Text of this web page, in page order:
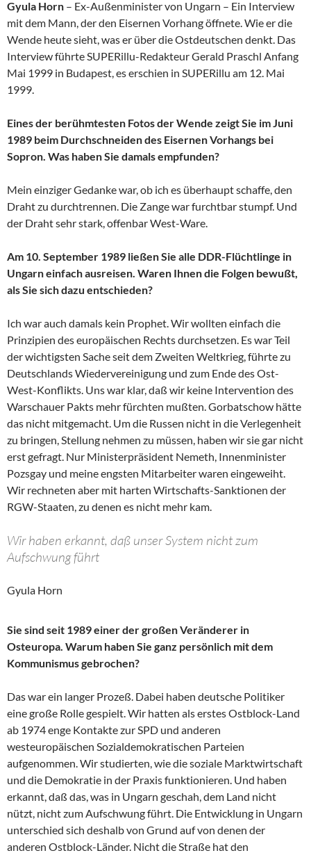
Gyula Horn – Ex-Außenminister von Ungarn – Ein Interview
mit dem Mann, der den Eisernen Vorhang öffnete. Wie er die
Wende heute sieht, was er über die Ostdeutschen denkt. Das
Interview führte SUPERillu-Redakteur Gerald Praschl Anfang
Mai 1999 in Budapest, es erschien in SUPERillu am 12. Mai
1999.
Eines der berühmtesten Fotos der Wende zeigt Sie im Juni
1989 beim Durchschneiden des Eisernen Vorhangs bei
Sopron. Was haben Sie damals empfunden?
Mein einziger Gedanke war, ob ich es überhaupt schaffe, den
Draht zu durchtrennen. Die Zange war furchtbar stumpf. Und
der Draht sehr stark, offenbar West-Ware.
Am 10. September 1989 ließen Sie alle DDR-Flüchtlinge in
Ungarn einfach ausreisen. Waren Ihnen die Folgen bewußt,
als Sie sich dazu entschieden?
Ich war auch damals kein Prophet. Wir wollten einfach die
Prinzipien des europäischen Rechts durchsetzen. Es war Teil
der wichtigsten Sache seit dem Zweiten Weltkrieg, führte zu
Deutschlands Wiedervereinigung und zum Ende des Ost-
West-Konflikts. Uns war klar, daß wir keine Intervention des
Warschauer Pakts mehr fürchten mußten. Gorbatschow hätte
das nicht mitgemacht. Um die Russen nicht in die Verlegenheit
zu bringen, Stellung nehmen zu müssen, haben wir sie gar nicht
erst gefragt. Nur Ministerpräsident Nemeth, Innenminister
Pozsgay und meine engsten Mitarbeiter waren eingeweiht.
Wir rechneten aber mit harten Wirtschafts-Sanktionen der
RGW-Staaten, zu denen es nicht mehr kam.
Wir haben erkannt, daß unser System nicht zum
Aufschwung führt
Gyula Horn
Sie sind seit 1989 einer der großen Veränderer in
Osteuropa. Warum haben Sie ganz persönlich mit dem
Kommunismus gebrochen?
Das war ein langer Prozeß. Dabei haben deutsche Politiker
eine große Rolle gespielt. Wir hatten als erstes Ostblock-Land
ab 1974 enge Kontakte zur SPD und anderen
westeuropäischen Sozialdemokratischen Parteien
aufgenommen. Wir studierten, wie die soziale Marktwirtschaft
und die Demokratie in der Praxis funktionieren. Und haben
erkannt, daß das, was in Ungarn geschah, dem Land nicht
nützt, nicht zum Aufschwung führt. Die Entwicklung in Ungarn
unterschied sich deshalb von Grund auf von denen der
anderen Ostblock-Länder. Nicht die Straße hat den